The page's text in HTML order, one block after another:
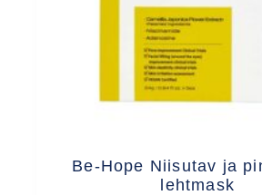
Be-Hope Niisutav ja
lehtmask